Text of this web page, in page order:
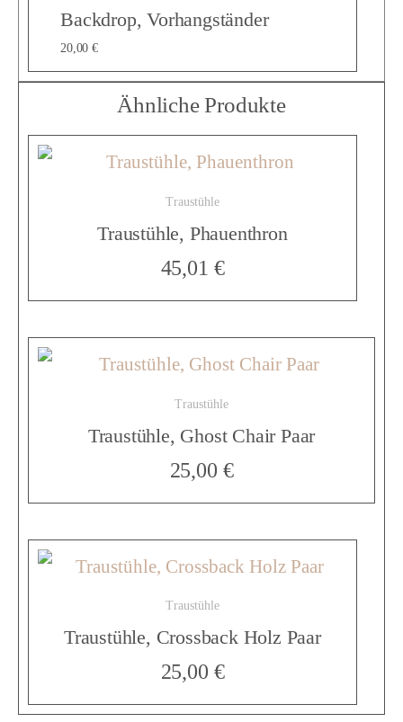
,
C
r
o
s
s
b
a
c
k
W
Backdrop, Vorhangständer
20,00 €
Ähnliche Produkte
Traustühle
Traustühle, Phauenthron
45,01 €
Traustühle
Traustühle, Ghost Chair Paar
25,00 €
Traustühle
Traustühle, Crossback Holz Paar
25,00 €